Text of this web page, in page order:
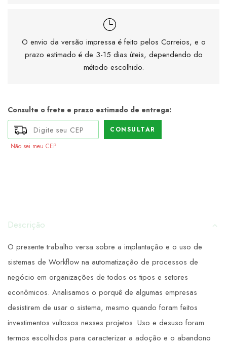
O envio da versão impressa é feito pelos Correios, e o
prazo estimado é de 3-15 dias úteis, dependendo do
método escolhido.
Consulte o frete e prazo estimado de entrega:
CONSULTAR
Não sei meu CEP
Descrição
O presente trabalho versa sobre a implantação e o uso de
sistemas de Workflow na automatização de processos de
negócio em organizações de todos os tipos e setores
econômicos. Analisamos o porquê de algumas empresas
desistirem de usar o sistema, mesmo quando foram feitos
investimentos vultosos nesses projetos. Uso e desuso foram
termos escolhidos para caracterizar a adoção e o abandono